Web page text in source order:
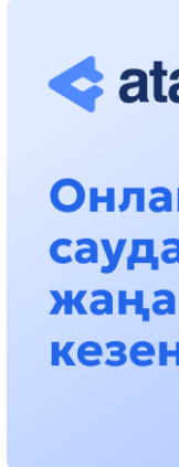
كەرەك!
اۋىستىرۋى
قالامگەر
اكىمى
شىعىپ، تاڭعى اس